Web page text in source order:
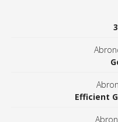
Efficient